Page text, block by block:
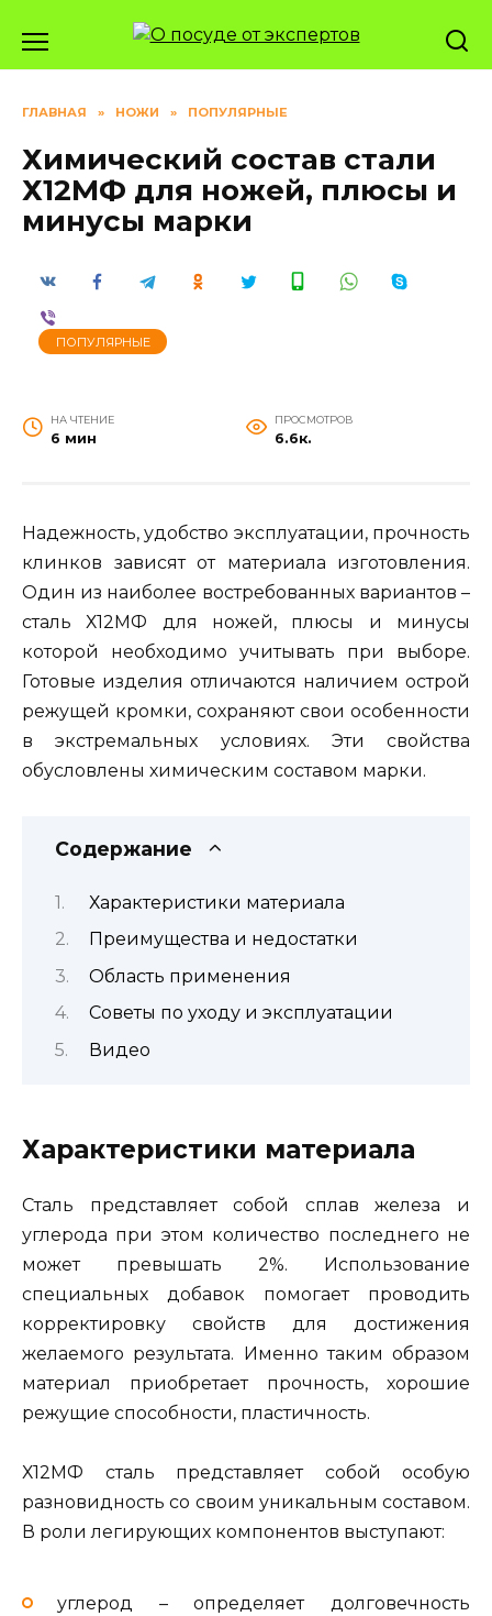
содержанию
ГЛАВНАЯ » НОЖИ » ПОПУЛЯРНЫЕ
Химический состав стали
Х12МФ для ножей, плюсы и
минусы марки
ПОПУЛЯРНЫЕ
НА ЧТЕНИЕ
6 мин
ПРОСМОТРОВ
6.6к.
Надежность, удобство эксплуатации, прочность
клинков зависят от материала изготовления.
Один из наиболее востребованных вариантов –
сталь Х12МФ для ножей, плюсы и минусы
которой необходимо учитывать при выборе.
Готовые изделия отличаются наличием острой
режущей кромки, сохраняют свои особенности
в экстремальных условиях. Эти свойства
обусловлены химическим составом марки.
Содержание
Характеристики материала
Преимущества и недостатки
Область применения
Советы по уходу и эксплуатации
Видео
Характеристики материала
Сталь представляет собой сплав железа и
углерода при этом количество последнего не
может превышать 2%. Использование
специальных добавок помогает проводить
корректировку свойств для достижения
желаемого результата. Именно таким образом
материал приобретает прочность, хорошие
режущие способности, пластичность.
Х12МФ сталь представляет собой особую
разновидность со своим уникальным составом.
В роли легирующих компонентов выступают:
углерод – определяет долговечность